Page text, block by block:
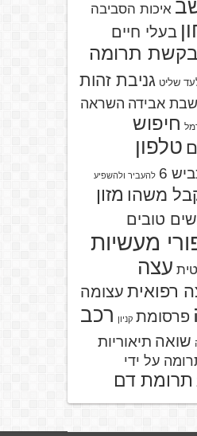
איכות הסביבה
בעלי חיים
בקשת תרומה
שליט גניבת זהות
אבידה השראה
חיפוש
טלפון
6 להעביר ולהשפיע
משהו מזון
טובים
מעשיות
עצה
רפואית עצומה
פרסומת קניון רכב
שואה תיאוריות
על ידי
תרומת דם